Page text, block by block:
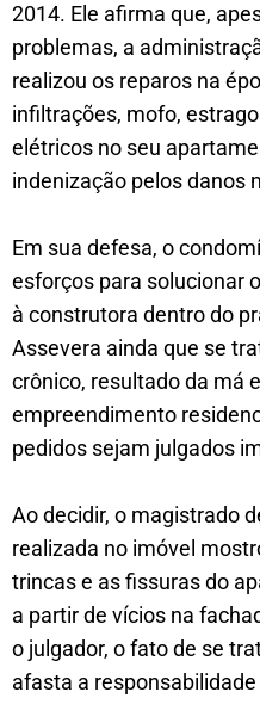
2014. Ele afirma que,
problemas, a
realizou os reparos na
infiltrações, mofo,
elétricos no seu
indenização pelos danos
Em sua defesa, o
esforços para solucionar
à construtora dentro do
Assevera ainda que se
crônico, resultado da má
empreendimento
pedidos sejam julgados
Ao decidir, o magistrado
realizada no imóvel
trincas e as fissuras do
a partir de vícios na
o julgador, o fato de se
afasta a